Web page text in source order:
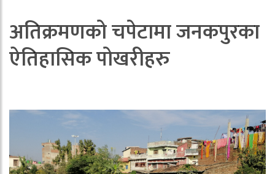
अतिक्रमणको चपेटामा जनकपुरका
ऐतिहासिक पोखरीहरु